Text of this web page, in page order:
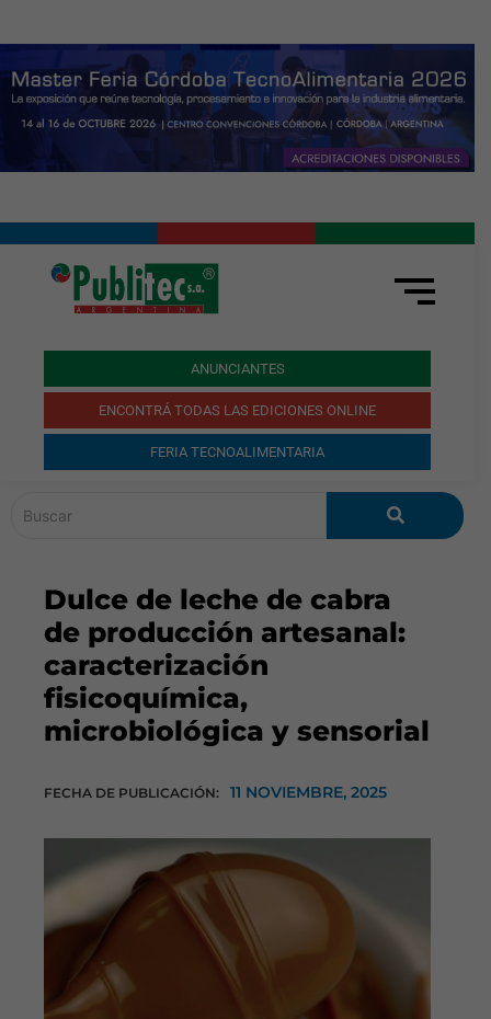
ANUNCIANTES
ENCONTRÁ TODAS LAS EDICIONES ONLINE
FERIA TECNOALIMENTARIA
Dulce de leche de cabra
de producción artesanal:
caracterización
fisicoquímica,
microbiológica y sensorial
FECHA DE PUBLICACIÓN: 11 NOVIEMBRE, 2025